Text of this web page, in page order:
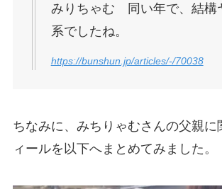
みりちゃむ 同い年で、結構
系でしたね。
https://bunshun.jp/articles/-/70038
ちなみに、みちりゃむさんの父親に
ィールを以下へまとめてみました。